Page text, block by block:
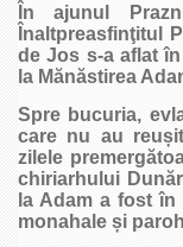
În ajunul
Înaltpreasfinţitul
de Jos s-a aflat
la Mănăstirea
Spre bucuria,
care nu au
zilele
chiriarhului
la Adam a fost
monahale și